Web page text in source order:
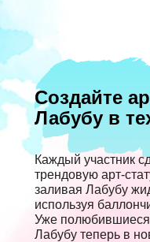
Создайте
Лабубу в
Каждый участник
трендовую арт-
заливая Лабубу
используя
Уже полюбившиеся
Лабубу теперь в